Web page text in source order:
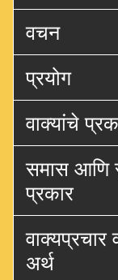
वचन
प्रयोग
वाक्यांचे
समास आणि
प्रकार
वाक्यप्रचार
अर्थ